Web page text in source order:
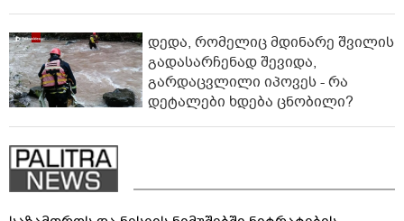
დედა, რომელიც მდინარე შვილის
გადასარჩენად შევიდა,
გარდაცვლილი იპოვეს - რა
დეტალები ხდება ცნობილი?